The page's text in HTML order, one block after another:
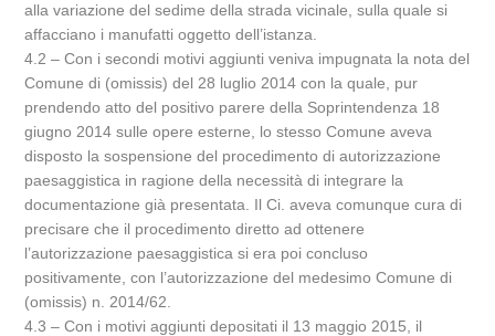
alla variazione del sedime della strada vicinale, sulla quale si
affacciano i manufatti oggetto dell’istanza.
4.2 – Con i secondi motivi aggiunti veniva impugnata la nota del
Comune di (omissis) del 28 luglio 2014 con la quale, pur
prendendo atto del positivo parere della Soprintendenza 18
giugno 2014 sulle opere esterne, lo stesso Comune aveva
disposto la sospensione del procedimento di autorizzazione
paesaggistica in ragione della necessità di integrare la
documentazione già presentata. Il Ci. aveva comunque cura di
precisare che il procedimento diretto ad ottenere
l’autorizzazione paesaggistica si era poi concluso
positivamente, con l’autorizzazione del medesimo Comune di
(omissis) n. 2014/62.
4.3 – Con i motivi aggiunti depositati il 13 maggio 2015, il